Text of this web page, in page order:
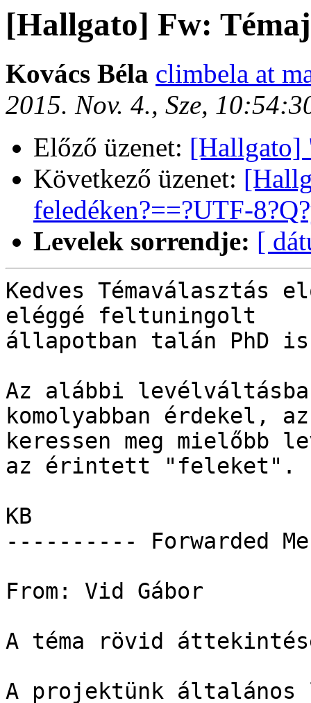
[Hallgato] Fw:
Kovács Béla climbela at
2015. Nov. 4., Sze,
Előző üzenet: [Hallgato]
Következő üzenet:
feledéken?==?UTF-
Levelek sorrendje: [
Kedves Témaválasztás
eléggé feltuningolt
állapotban talán PhD
Az alábbi
komolyabban érdekel,
keressen meg mielőbb
az érintett "feleket".
KB
---------- Forwarded
From: Vid Gábor
A téma rövid